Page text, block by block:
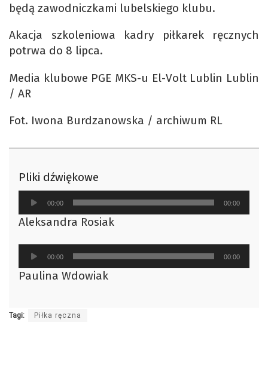
będą zawodniczkami lubelskiego klubu.
Akacja szkoleniowa kadry piłkarek ręcznych
potrwa do 8 lipca.
Media klubowe PGE MKS-u El-Volt Lublin Lublin
/ AR
Fot. Iwona Burdzanowska / archiwum RL
Pliki dźwiękowe
Odtwarzacz
plików
dźwiękowych
00:00 00:00
Aleksandra Rosiak
Odtwarzacz
plików
dźwiękowych
00:00 00:00
Paulina Wdowiak
Tagi: Piłka ręczna